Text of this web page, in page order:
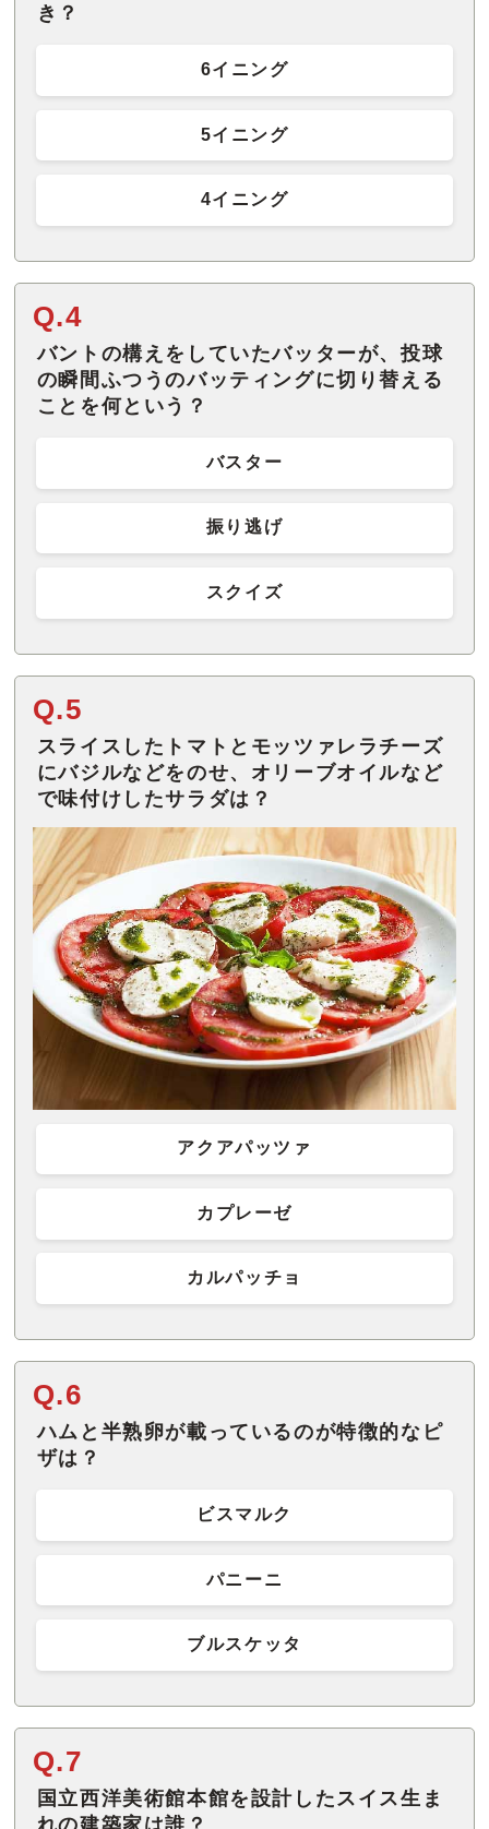
き？
6イニング
5イニング
4イニング
Q.4
バントの構えをしていたバッターが、投球
の瞬間ふつうのバッティングに切り替える
ことを何という？
バスター
振り逃げ
スクイズ
Q.5
スライスしたトマトとモッツァレラチーズ
にバジルなどをのせ、オリーブオイルなど
で味付けしたサラダは？
アクアパッツァ
カプレーゼ
カルパッチョ
Q.6
ハムと半熟卵が載っているのが特徴的なピ
ザは？
ビスマルク
パニーニ
ブルスケッタ
Q.7
国立西洋美術館本館を設計したスイス生ま
れの建築家は誰？